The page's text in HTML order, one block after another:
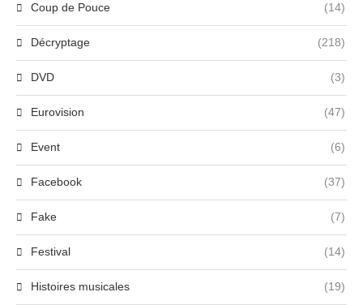
Coup de Pouce (14)
Décryptage (218)
DVD (3)
Eurovision (47)
Event (6)
Facebook (37)
Fake (7)
Festival (14)
Histoires musicales (19)